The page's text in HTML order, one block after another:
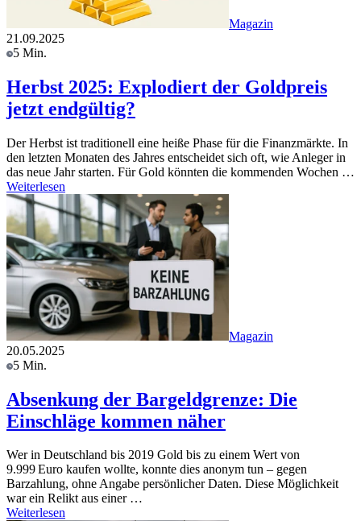
Magazin
21.09.2025
5 Min.
Herbst 2025: Explodiert der Goldpreis
jetzt endgültig?
Der Herbst ist traditionell eine heiße Phase für die Finanzmärkte. In
den letzten Monaten des Jahres entscheidet sich oft, wie Anleger in
das neue Jahr starten. Für Gold könnten die kommenden Wochen …
Weiterlesen
Magazin
20.05.2025
5 Min.
Absenkung der Bargeldgrenze: Die
Einschläge kommen näher
Wer in Deutschland bis 2019 Gold bis zu einem Wert von
9.999 Euro kaufen wollte, konnte dies anonym tun – gegen
Barzahlung, ohne Angabe persönlicher Daten. Diese Möglichkeit
war ein Relikt aus einer …
Weiterlesen